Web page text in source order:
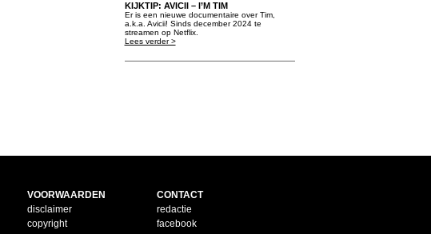
KIJKTIP: AVICII – I’M TIM
Er is een nieuwe documentaire over Tim,
a.k.a. Avicii! Sinds december 2024 te
streamen op Netflix.
Lees verder >
VOORWAARDEN
disclaimer
copyright
CONTACT
redactie
facebook